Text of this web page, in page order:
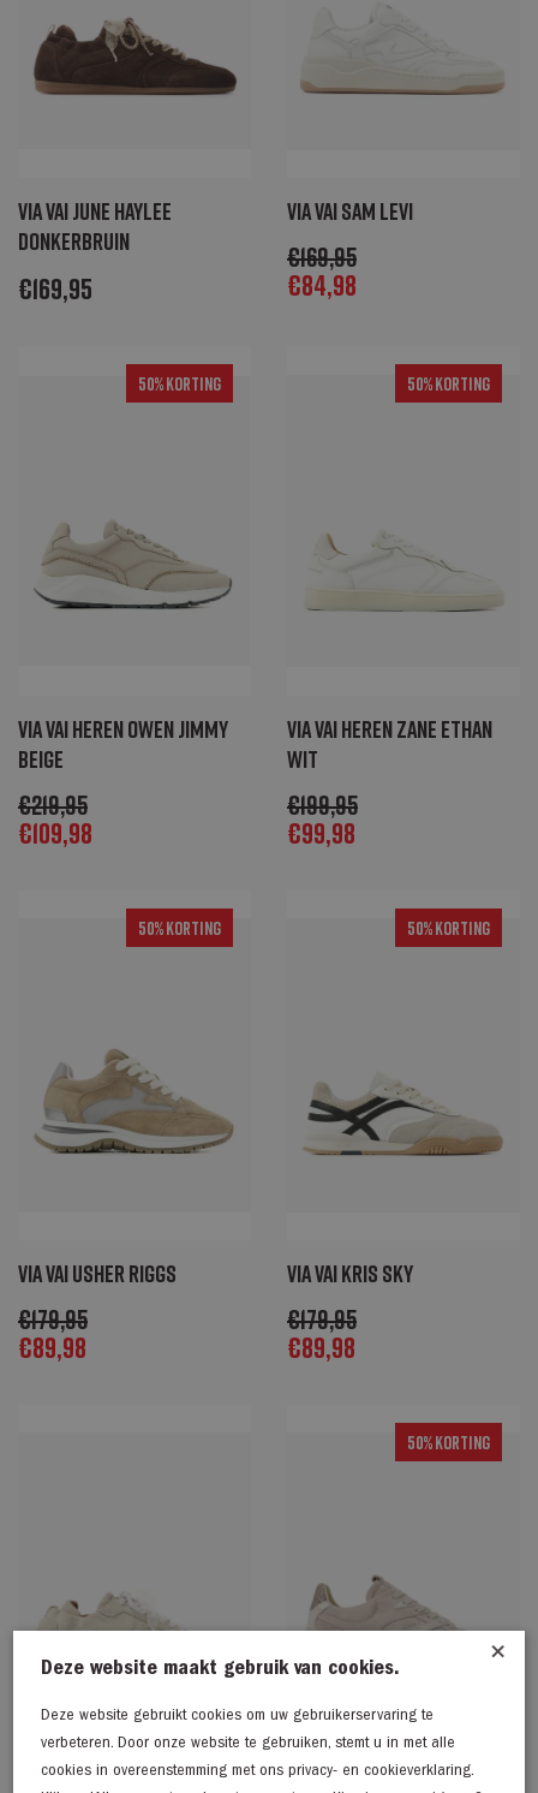
Via Vai June Haylee
donkerbruin
€169,95
Via Vai Sam Levi
€169,95
€84,98
50% Korting
Via Vai Heren Owen Jimmy
beige
€219,95
€109,98
50% Korting
Via Vai Heren Zane Ethan
wit
€199,95
€99,98
50% Korting
Via Vai Usher Riggs
€179,95
€89,98
50% Korting
Via Vai Kris Sky
€179,95
€89,98
Via Vai June Haylee
50% Korting
Via Vai Nilla Macy beige
×
Deze website maakt gebruik van cookies.
Deze website gebruikt cookies om uw gebruikerservaring te
verbeteren. Door onze website te gebruiken, stemt u in met alle
cookies in overeenstemming met ons privacy- en cookieverklaring.